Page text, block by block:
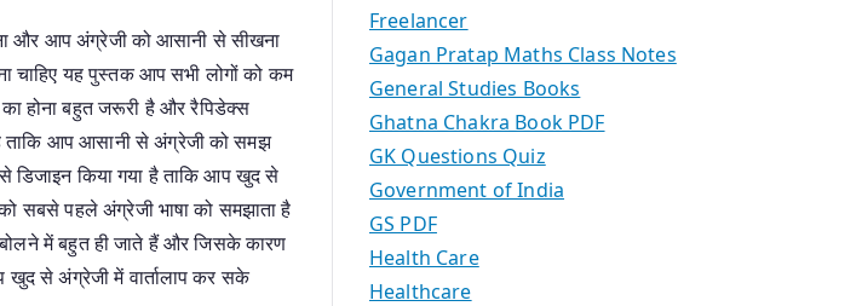
और आप अंग्रेजी को आसानी से सीखना
चाहिए यह पुस्तक आप सभी लोगों को कम
होना बहुत जरूरी है और रैपिडेक्स
है ताकि आप आसानी से अंग्रेजी को समझ
किया गया है ताकि आप खुद से
सबसे पहले अंग्रेजी भाषा को समझाता है
में बहुत ही जाते हैं और जिसके कारण
खुद से अंग्रेजी में वार्तालाप कर सके
Freelancer
Gagan Pratap Maths Class Notes
General Studies Books
Ghatna Chakra Book PDF
GK Questions Quiz
Government of India
GS PDF
Health Care
Healthcare